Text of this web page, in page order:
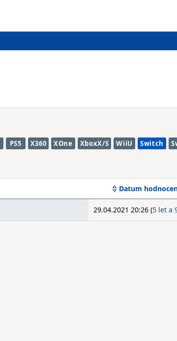
PS5 X360 XOne XboxX/S WiiU Switch
Datum
29.04.2021 20:26 (5 let a